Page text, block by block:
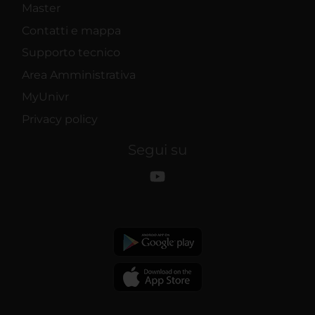
Master
Contatti e mappa
Supporto tecnico
Area Amministrativa
MyUnivr
Privacy policy
Segui su